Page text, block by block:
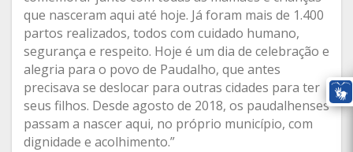
que nasceram aqui até hoje. Já foram mais de 1.400
partos realizados, todos com cuidado humano,
segurança e respeito. Hoje é um dia de celebração e
alegria para o povo de Paudalho, que antes
precisava se deslocar para outras cidades para ter
seus filhos. Desde agosto de 2018, os paudalhenses
passam a nascer aqui, no próprio município, com
dignidade e acolhimento.”